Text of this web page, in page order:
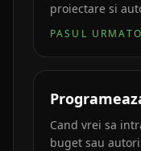
proiectare si
PASUL
Cand vrei sa
buget sau